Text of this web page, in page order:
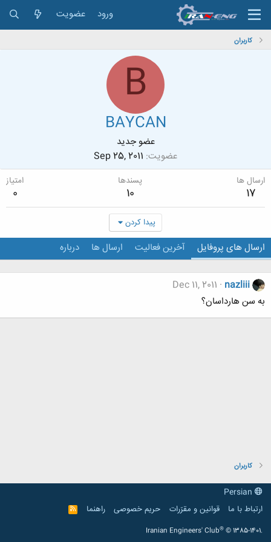
ورود عضویت
کاربران
B
BAYCAN
عضو جدید
عضویت Sep 25, 2011
ارسال ها
17
پسندها
10
امتیاز
0
پیدا کردن
ارسال های پروفایل آخرین فعالیت ارسال ها درباره
nazliii
Dec 11, 2011
به سن هارداسان؟
کاربران
ارتباط با ما
قوانین و مقرّرات حریم خصوصی راهنما
R
S
Iranian Engineers' Club® © 1385-1401.